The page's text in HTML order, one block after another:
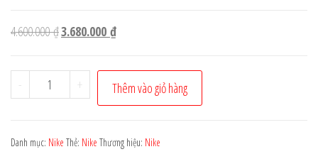
4.600.000₫Giá
là:
4.600.000 ₫.
3.680.000 ₫Giá
tại
là:
3.680.000 ₫.
-
Gọng
kính
NIKE35KD
+ Thêm vào giỏ hàng
Danh mục: Nike Thẻ: Nike Thương hiệu: Nike